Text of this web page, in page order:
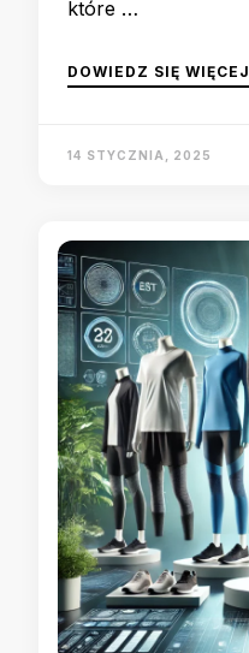
które …
DOWIEDZ SIĘ WIĘCEJ
14 STYCZNIA, 2025